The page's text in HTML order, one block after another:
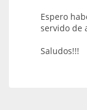
Espero
servido de
Saludos!!!